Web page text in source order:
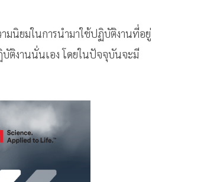
มนิยมในการนำมาใช้ปฏิบัติงานที่อยู่
ติงานนั่นเอง โดยในปัจจุบันจะมี